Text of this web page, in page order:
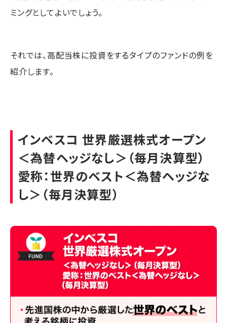
ミングとしてよいでしょう。
それでは、高配当株に投資をするタイプのファンドの例を
紹介します。
インベスコ 世界厳選株式オープン
＜為替ヘッジなし＞（毎月決算型）
愛称：世界のベスト＜為替ヘッジな
し＞（毎月決算型）